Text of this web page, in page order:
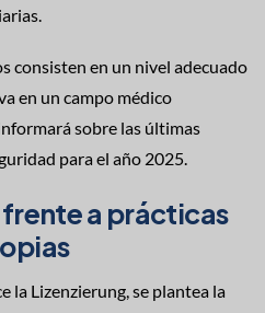
consisten en un nivel adecuado
en un campo médico
sobre las últimas
para el año 2025.
a prácticas
la Lizenzierung, se plantea la